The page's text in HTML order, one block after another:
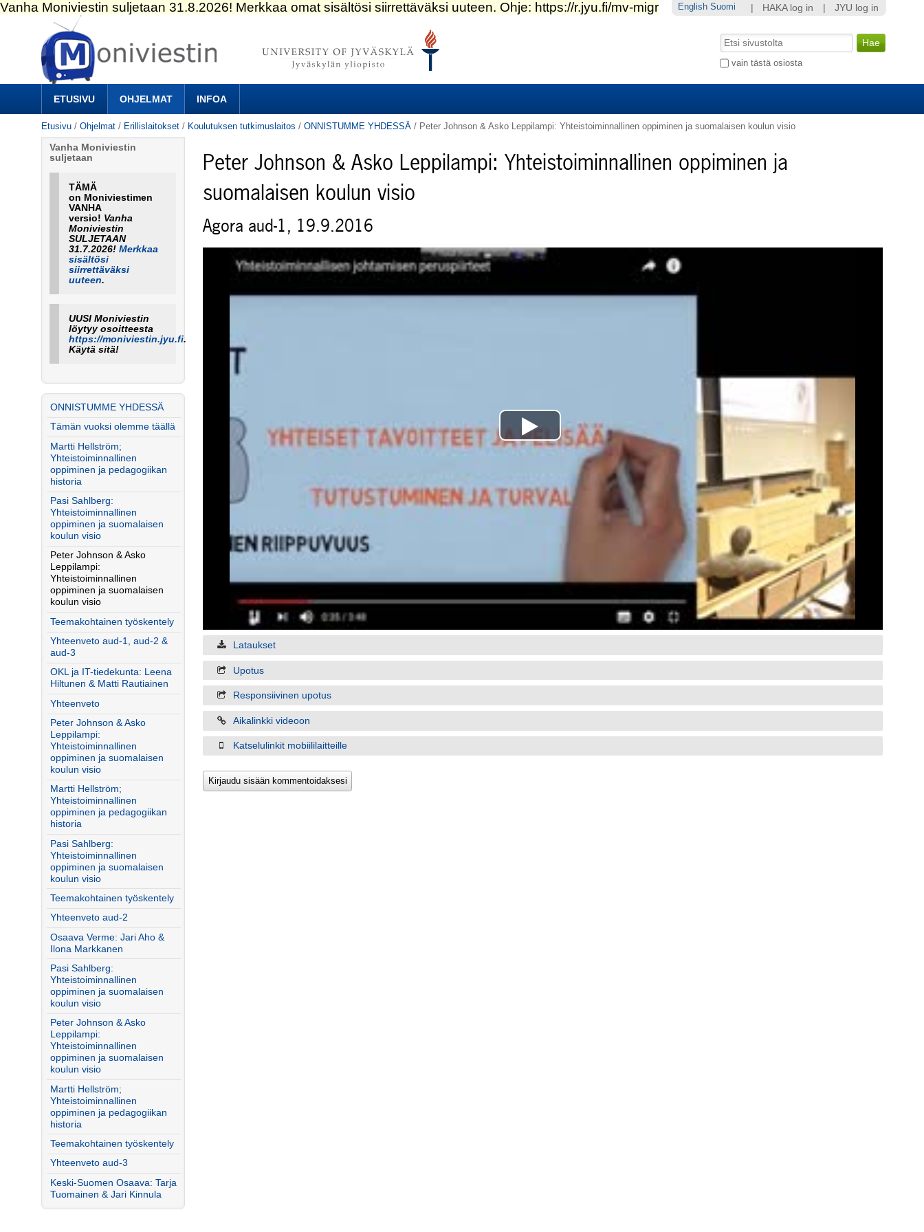
Siirry
sisältöön.
|
Siirry
navigointiin
ETUSIVU OHJELMAT INFOA
Hae
vain tästä osiosta
Laajennettu
Etusivu /Ohjelmat / Erillislaitokset / Koulutuksen tutkimuslaitos /ONNISTUMME YHDESSÄ / Peter Johnson & Asko Leppilampi: Yhteistoiminnallinen oppiminen ja suomalaisen koulun visio
Peter Johnson & Asko Leppilampi: Yhteistoiminnallinen oppiminen ja
suomalaisen koulun visio
Agora aud-1, 19.9.2016
Play
Video
Lataukset
Upotus
Responsiivinen upotus
Aikalinkki videoon
Katselulinkit mobiililaitteille
Vanha Moniviestin
suljetaan
TÄMÄ
on Moniviestimen
VANHA
versio! Vanha
Moniviestin
SULJETAAN
31.7.2026! Merkkaa
sisältösi
siirrettäväksi
uuteen.
UUSI Moniviestin
löytyy osoitteesta
https://moniviestin.jyu.fi.
Käytä sitä!
ONNISTUMME YHDESSÄ
Tämän vuoksi olemme täällä
Martti Hellström;
Yhteistoiminnallinen
oppiminen ja pedagogiikan
historia
Pasi Sahlberg:
Yhteistoiminnallinen
oppiminen ja suomalaisen
koulun visio
Peter Johnson & Asko
Leppilampi:
Yhteistoiminnallinen
oppiminen ja suomalaisen
koulun visio
Teemakohtainen työskentely
Yhteenveto aud-1, aud-2 &
aud-3
OKL ja IT-tiedekunta: Leena
Hiltunen & Matti Rautiainen
Yhteenveto
Peter Johnson & Asko
Leppilampi:
Yhteistoiminnallinen
oppiminen ja suomalaisen
koulun visio
Martti Hellström;
Yhteistoiminnallinen
oppiminen ja pedagogiikan
historia
Pasi Sahlberg:
Yhteistoiminnallinen
oppiminen ja suomalaisen
koulun visio
Teemakohtainen työskentely
Yhteenveto aud-2
Osaava Verme: Jari Aho &
Ilona Markkanen
Pasi Sahlberg:
Yhteistoiminnallinen
oppiminen ja suomalaisen
koulun visio
Peter Johnson & Asko
Leppilampi:
Yhteistoiminnallinen
oppiminen ja suomalaisen
koulun visio
Martti Hellström;
Yhteistoiminnallinen
oppiminen ja pedagogiikan
historia
Teemakohtainen työskentely
Yhteenveto aud-3
Keski-Suomen Osaava: Tarja
Tuomainen & Jari Kinnula
HAKA log in JYU log in
English Suomi